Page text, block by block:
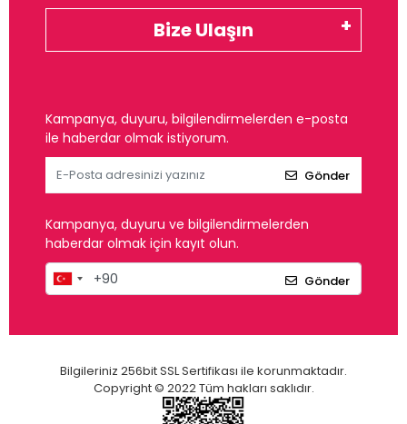
Bize Ulaşın
Kampanya, duyuru, bilgilendirmelerden e-posta
ile haberdar olmak istiyorum.
Gönder
Kampanya, duyuru ve bilgilendirmelerden
haberdar olmak için kayıt olun.
Gönder
Bilgileriniz 256bit SSL Sertifikası ile korunmaktadır.
Copyright © 2022 Tüm hakları saklıdır.